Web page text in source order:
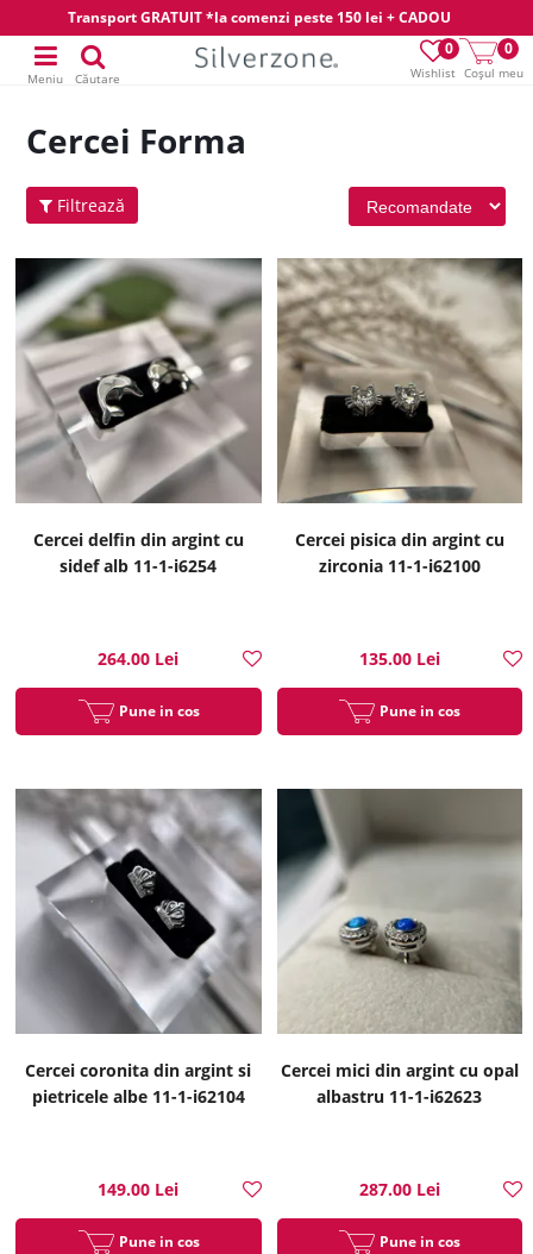
Transport GRATUIT *la comenzi peste 150 lei + CADOU
Wishlist
0
Coșul meu
0
Meniu Căutare
Cercei Forma
Filtrează
Cercei delfin din argint cu
sidef alb 11-1-i6254
264.00 Lei
Pune in cos
Cercei pisica din argint cu
zirconia 11-1-i62100
135.00 Lei
Pune in cos
Cercei coronita din argint si
pietricele albe 11-1-i62104
149.00 Lei
Pune in cos
Cercei mici din argint cu opal
albastru 11-1-i62623
287.00 Lei
Pune in cos